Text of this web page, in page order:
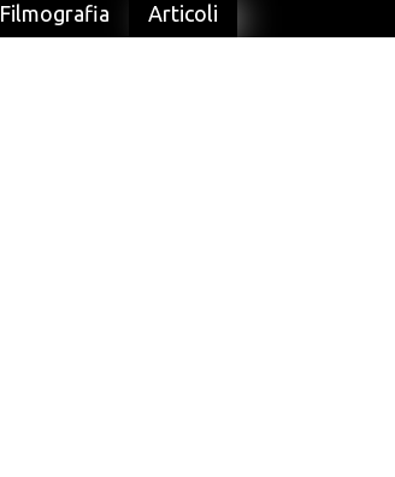
Filmografia Articoli